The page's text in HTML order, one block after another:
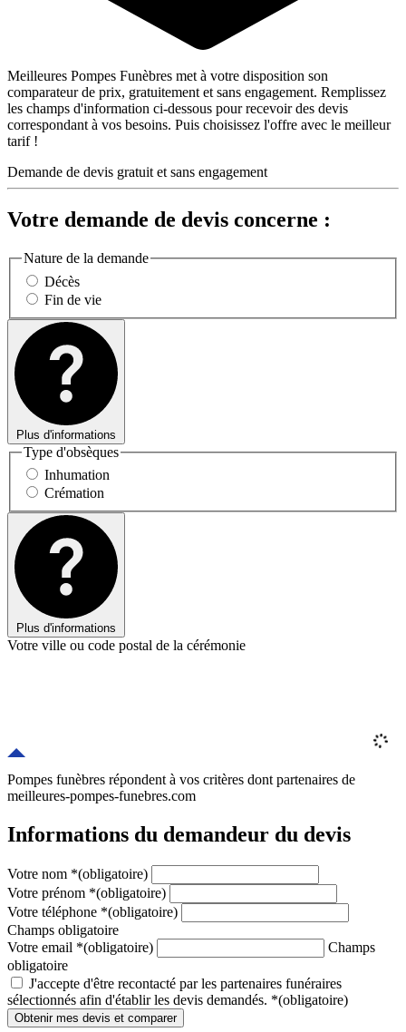
Meilleures Pompes Funèbres met à votre disposition son
comparateur de prix, gratuitement et sans engagement. Remplissez
les champs d'information ci-dessous pour recevoir des devis
correspondant à vos besoins. Puis choisissez l'offre avec le meilleur
tarif !
Demande de devis gratuit et sans engagement
Votre demande de devis concerne :
Nature de la demande
Décès
Fin de vie
Plus d'informations
Type d'obsèques
Inhumation
Crémation
Plus d'informations
Votre ville ou code postal de la cérémonie
Pompes funèbres répondent à vos critères dont partenaires de
meilleures-pompes-funebres.com
Informations du demandeur du devis
Votre nom *(obligatoire)
Votre prénom *(obligatoire)
Votre téléphone *(obligatoire)
Champs obligatoire
Votre email *(obligatoire)
Champs
obligatoire
J'accepte d'être recontacté par les partenaires funéraires
sélectionnés afin d'établir les devis demandés. *(obligatoire)